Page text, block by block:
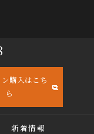
購入はこち
ら
新着情報